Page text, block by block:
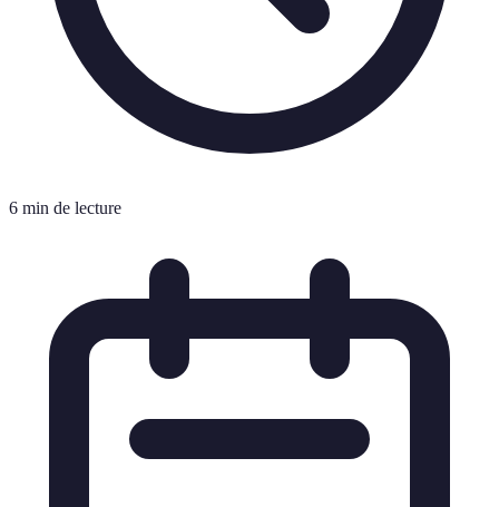
6 min de lecture